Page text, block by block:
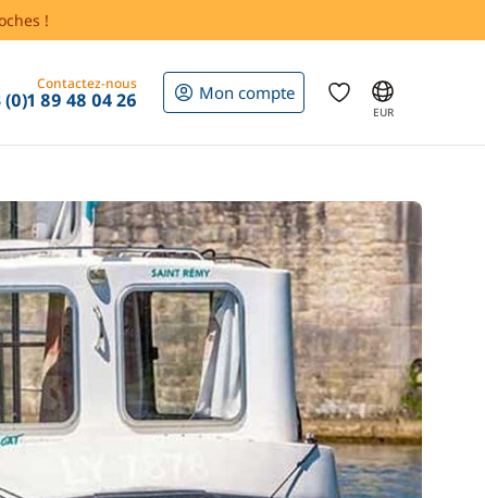
!
Contactez-nous
(0)1 89 48 04 26 Mon compte
EUR